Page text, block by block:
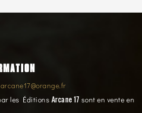
les Éditions Arcane 17 sont en vente en